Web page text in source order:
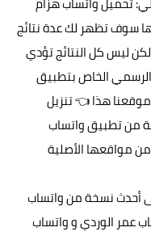
سوف تظهر لك عدة نتائج
ليس كل النتائج تؤدي
الخاص بتطبيق
موقعنا هذا 👈 تنزيل
من تطبيق واتساب
مواقعها الأصلية
أحدث نسخة من واتساب
عمر الورديوواتساب